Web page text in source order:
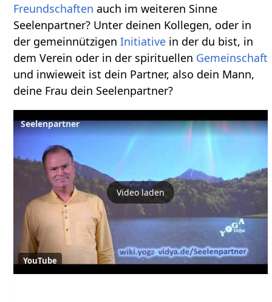
Freundschaften auch im weiteren Sinne
Seelenpartner? Unter deinen Kollegen, oder in
der gemeinnützigenInitiative in der du bist, in
dem Verein oder in der spirituellen Gemeinschaft
und inwieweit ist dein Partner, also dein Mann,
deine Frau dein Seelenpartner?
Seelenpartner
Video laden
YouTube